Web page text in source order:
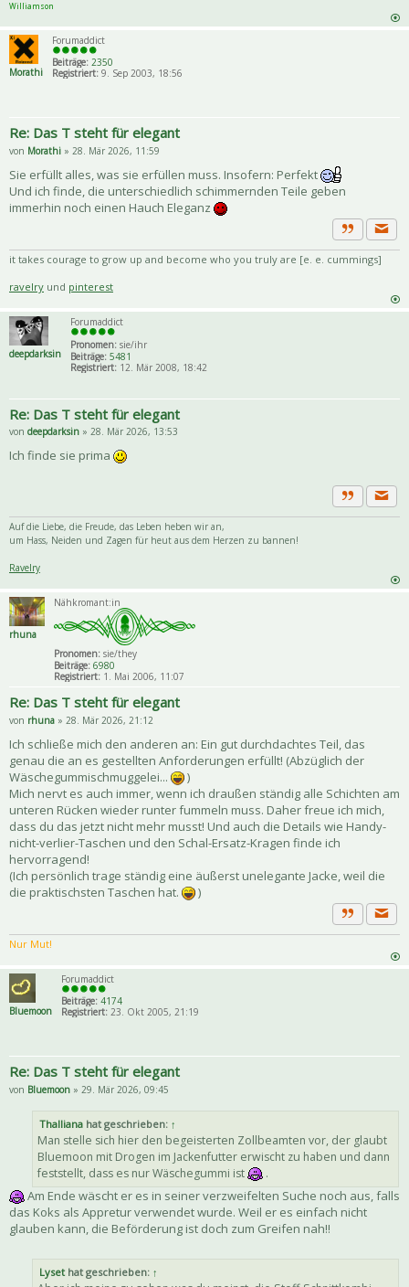
Williamson
Morathi
Forumaddict
Beiträge: 2350
Registriert: 9. Sep 2003, 18:56
Re: Das T steht für elegant
von Morathi » 28. Mär 2026, 11:59
Sie erfüllt alles, was sie erfüllen muss. Insofern: Perfekt
Und ich finde, die unterschiedlich schimmernden Teile geben
immerhin noch einen Hauch Eleganz
Zitat
it takes courage to grow up and become who you truly are [e. e. cummings]
ravelry und pinterest
deepdarksin
Forumaddict
Pronomen: sie/ihr
Beiträge: 5481
Registriert: 12. Mär 2008, 18:42
Re: Das T steht für elegant
von deepdarksin » 28. Mär 2026, 13:53
Ich finde sie prima
Zitat
Auf die Liebe, die Freude, das Leben heben wir an,
um Hass, Neiden und Zagen für heut aus dem Herzen zu bannen!
Ravelry
rhuna
Nähkromant:in
Pronomen:sie/they
Beiträge: 6980
Registriert:1. Mai 2006, 11:07
Re: Das T steht für elegant
von rhuna » 28. Mär 2026, 21:12
Ich schließe mich den anderen an: Ein gut durchdachtes Teil, das
genau die an es gestellten Anforderungen erfüllt! (Abzüglich der
Wäschegummischmuggelei...
)
Mich nervt es auch immer, wenn ich draußen ständig alle Schichten am
unteren Rücken wieder runter fummeln muss. Daher freue ich mich,
dass du das jetzt nicht mehr musst! Und auch die Details wie Handy-
nicht-verlier-Taschen und den Schal-Ersatz-Kragen finde ich
hervorragend!
(Ich persönlich trage ständig eine äußerst unelegante Jacke, weil die
die praktischsten Taschen hat.
)
Zitat
Nur Mut!
Bluemoon
Forumaddict
Beiträge: 4174
Registriert: 23. Okt 2005, 21:19
Re: Das T steht für elegant
von Bluemoon » 29. Mär 2026, 09:45
Thalliana hat geschrieben: ↑
Man stelle sich hier den begeisterten Zollbeamten vor, der glaubt
Bluemoon mit Drogen im Jackenfutter erwischt zu haben und dann
feststellt, dass es nur Wäschegummi ist
.
Am Ende wäscht er es in seiner verzweifelten Suche noch aus, falls
das Koks als Appretur verwendet wurde. Weil er es einfach nicht
glauben kann, die Beförderung ist doch zum Greifen nah!!
Lyset hat geschrieben: ↑